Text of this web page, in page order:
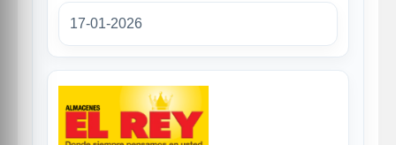
17-01-2026